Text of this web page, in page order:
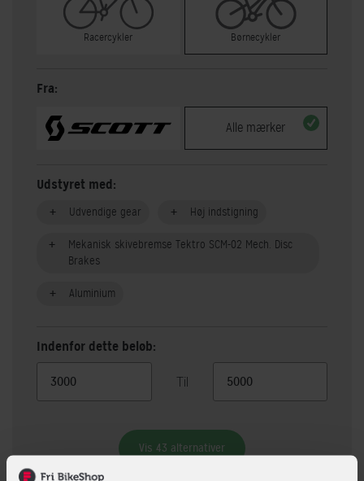
Racercykler Børnecykler
Fra:
Alle mærker
Udstyret med:
Udvendige gear Høj indstigning
Mekanisk skivebremse Tektro SCM-02 Mech. Disc
Brakes
Aluminium
Indenfor dette beløb:
Til
Vis 43 alternativer